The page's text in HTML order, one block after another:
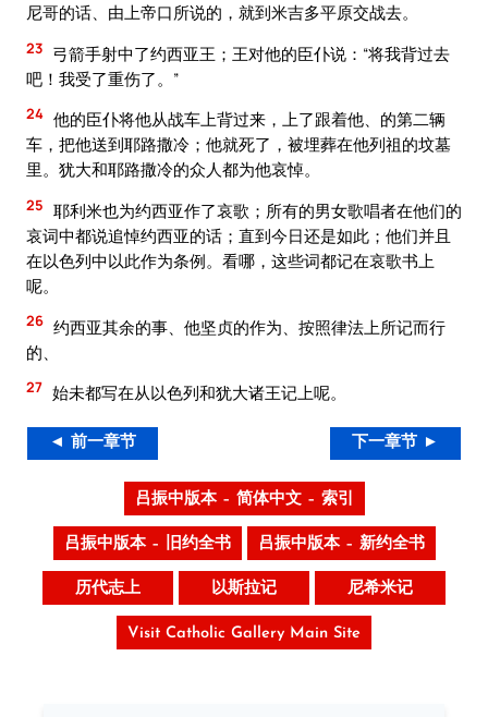
尼哥的话、由上帝口所说的，就到米吉多平原交战去。
23 弓箭手射中了约西亚王；王对他的臣仆说：“将我背过去
吧！我受了重伤了。”
24 他的臣仆将他从战车上背过来，上了跟着他、的第二辆
车，把他送到耶路撒冷；他就死了，被埋葬在他列祖的坟墓
里。犹大和耶路撒冷的众人都为他哀悼。
25 耶利米也为约西亚作了哀歌；所有的男女歌唱者在他们的
哀词中都说追悼约西亚的话；直到今日还是如此；他们并且
在以色列中以此作为条例。看哪，这些词都记在哀歌书上
呢。
26 约西亚其余的事、他坚贞的作为、按照律法上所记而行
的、
27 始未都写在从以色列和犹大诸王记上呢。
◄ 前一章节 下一章节 ►
吕振中版本 – 简体中文 – 索引
吕振中版本 – 旧约全书 吕振中版本 – 新约全书
历代志上 以斯拉记 尼希米记
Visit Catholic Gallery Main Site